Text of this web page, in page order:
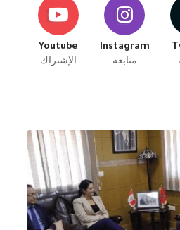
Instagram
متابعة
Youtube
الإشتراك